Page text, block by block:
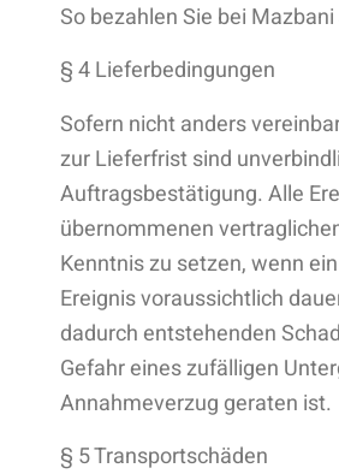
So bezahlen Sie bei
§ 4 Lieferbedingungen
Sofern nicht anders
zur Lieferfrist sind
Auftragsbestätigung. Alle
übernommenen
Kenntnis zu setzen, wenn
Ereignis voraussichtlich
dadurch entstehenden
Gefahr eines zufälligen
Annahmeverzug geraten ist.
§ 5 Transportschäden